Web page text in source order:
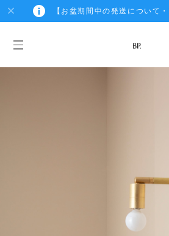
【お盆期間中の発送について